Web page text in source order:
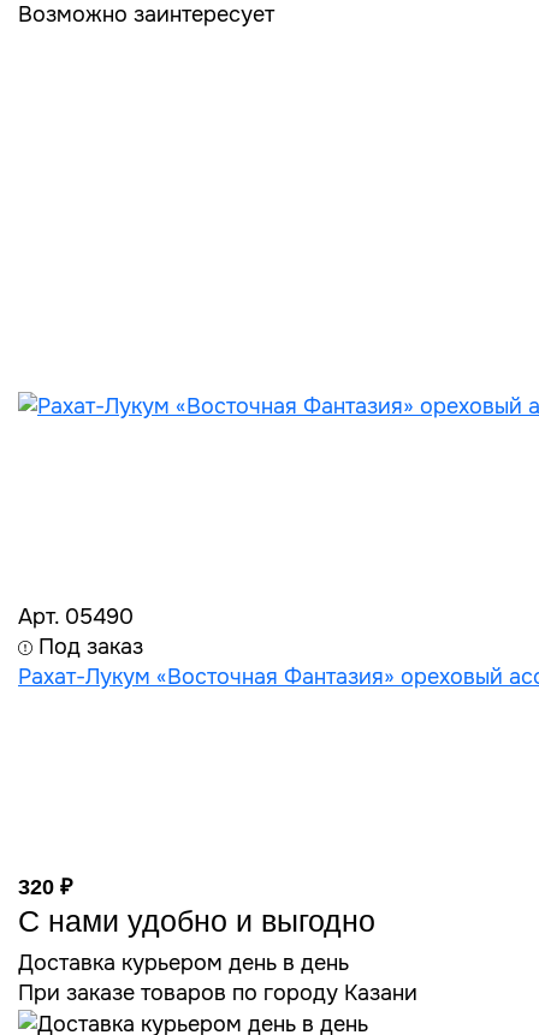
Возможно заинтересует
Арт. 05490
Под заказ
Рахат-Лукум «Восточная Фантазия» ореховый
320 ₽
С нами удобно и выгодно
Доставка курьером день в день
При заказе товаров по городу Казани